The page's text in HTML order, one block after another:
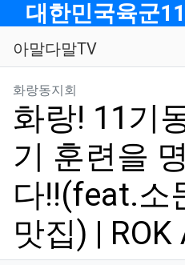
메뉴
대한민국육군
아말다말TV
화랑동지회
화랑! 11기
기 훈련을
다!!(feat.소
맛집) | ROK